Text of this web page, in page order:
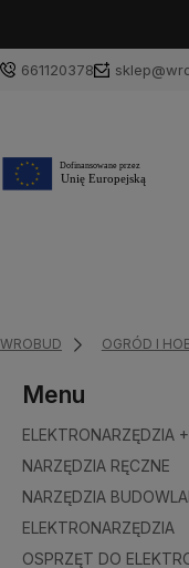
661120378
WROBUD OGRÓD I
Menu
ELEKTRONARZĘDZIA
NARZĘDZIA RĘCZNE
NARZĘDZIA
ELEKTRONARZĘDZIA
OSPRZĘT DO